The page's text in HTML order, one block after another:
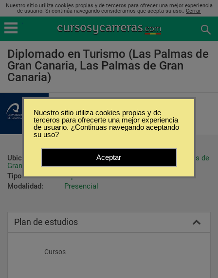
Nuestro sitio utiliza cookies propias y de terceros para ofrecer una mejor experiencia
de usuario. Si continúa navegando consideramos que acepta su uso.. Cerrar
Diplomado en Turismo (Las Palmas de
Gran Canaria, Las Palmas de Gran
Canaria)
Universidad de Las Palmas de Gran
Canaria
Ubicación:
Las Palmas de Gran Canaria - Las Palmas de
Gran Canaria
Tipo:
Diplomados
Modalidad:
Presencial
Plan de estudios
                    Cursos
Nuestro sitio utiliza cookies propias y de
terceros para ofrecerte una mejor experiencia
de usuario. ¿Continuas navegando aceptando
su uso?
Aceptar